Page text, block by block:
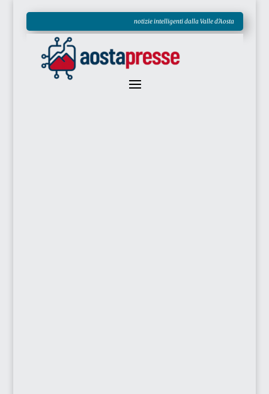
notizie intelligenti dalla Valle d'Aosta